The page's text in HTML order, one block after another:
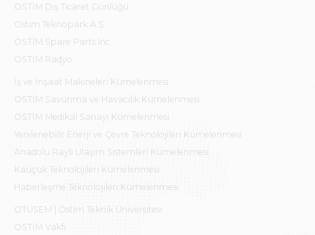
OSTİM Dış Ticaret Günlüğü
Ostim Teknopark A.Ş.
OSTİM Spare Parts Inc.
OSTİM Radyo
İş ve İnşaat Makineleri Kümelenmesi
OSTİM Savunma ve Havacılık Kümelenmesi
OSTİM Medikal Sanayi Kümelenmesi
Yenilenebilir Enerji ve Çevre Teknolojileri Kümelenmesi
Anadolu Raylı Ulaşım Sistemleri Kümelenmesi
Kauçuk Teknolojileri Kümelenmesi
Haberleşme Teknolojileri Kümelenmesi
OTÜSEM | Ostim Teknik Üniversitesi
OSTİM Vakfı